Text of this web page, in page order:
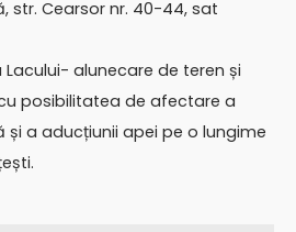
str. Cearsor nr. 40-44, sat
Lacului- alunecare de teren și
posibilitatea de afectare a
și a aducțiunii apei pe o lungime